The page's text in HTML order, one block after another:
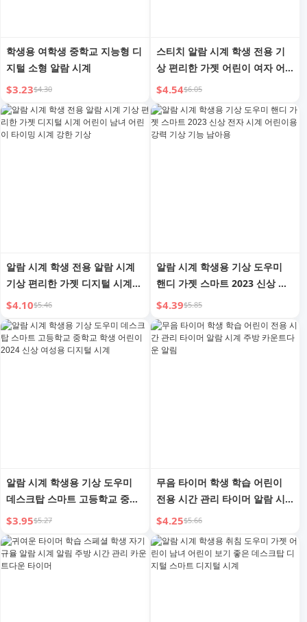
학생용 여학생 중학교 지능형 디
지털 소형 알람 시계
$3.23$4.30
스티치 알람 시계 학생 전용 기
상 편리한 가젯 어린이 여자 어
린이 디지털 시계 데스크탑 시계
2024년 신상
$4.54$6.05
알람 시계 학생 전용 알람 시계
기상 편리한 가젯 디지털 시계
어린이 남녀 어린이 타이밍 시계
강한 기상
$4.10$5.46
알람 시계 학생용 기상 도우미
핸디 가젯 스마트 2023 신상 전
자 시계 어린이용 강력 기상 기
능 남아용
$4.39$5.85
알람 시계 학생용 기상 도우미
데스크탑 스마트 고등학교 중학
교 학생 어린이 2024 신상 여성
용 디지털 시계
$3.95$5.27
무음 타이머 학생 학습 어린이
전용 시간 관리 타이머 알람 시
계 주방 카운트다운 알림
$4.25$5.66